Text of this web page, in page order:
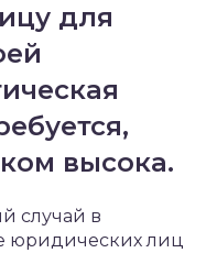
для
высока.
случай в
юридических лиц